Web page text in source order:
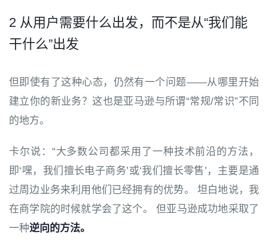
2 从用户需要什么出发，而不是从“我们能
干什么”出发
但即使有了这种心态，仍然有一个问题——从哪里开始
建立你的新业务？这也是亚马逊与所谓“常规/常识”不同
的地方。
卡尔说：“大多数公司都采用了一种技术前沿的方法，
即‘嘿，我们擅长电子商务’或‘我们擅长零售’，主要是通
过周边业务来利用他们已经拥有的优势。 坦白地说，我
在商学院的时候就学会了这个。 但亚马逊成功地采取了
一种逆向的方法。